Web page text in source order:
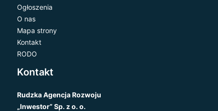
Ogłoszenia
O nas
Mapa strony
Kontakt
RODO
Kontakt
Rudzka Agencja Rozwoju
„Inwestor” Sp. z o. o.